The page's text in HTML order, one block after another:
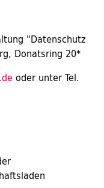
"Datenschutz
Donatsring 20*
oder unter Tel.